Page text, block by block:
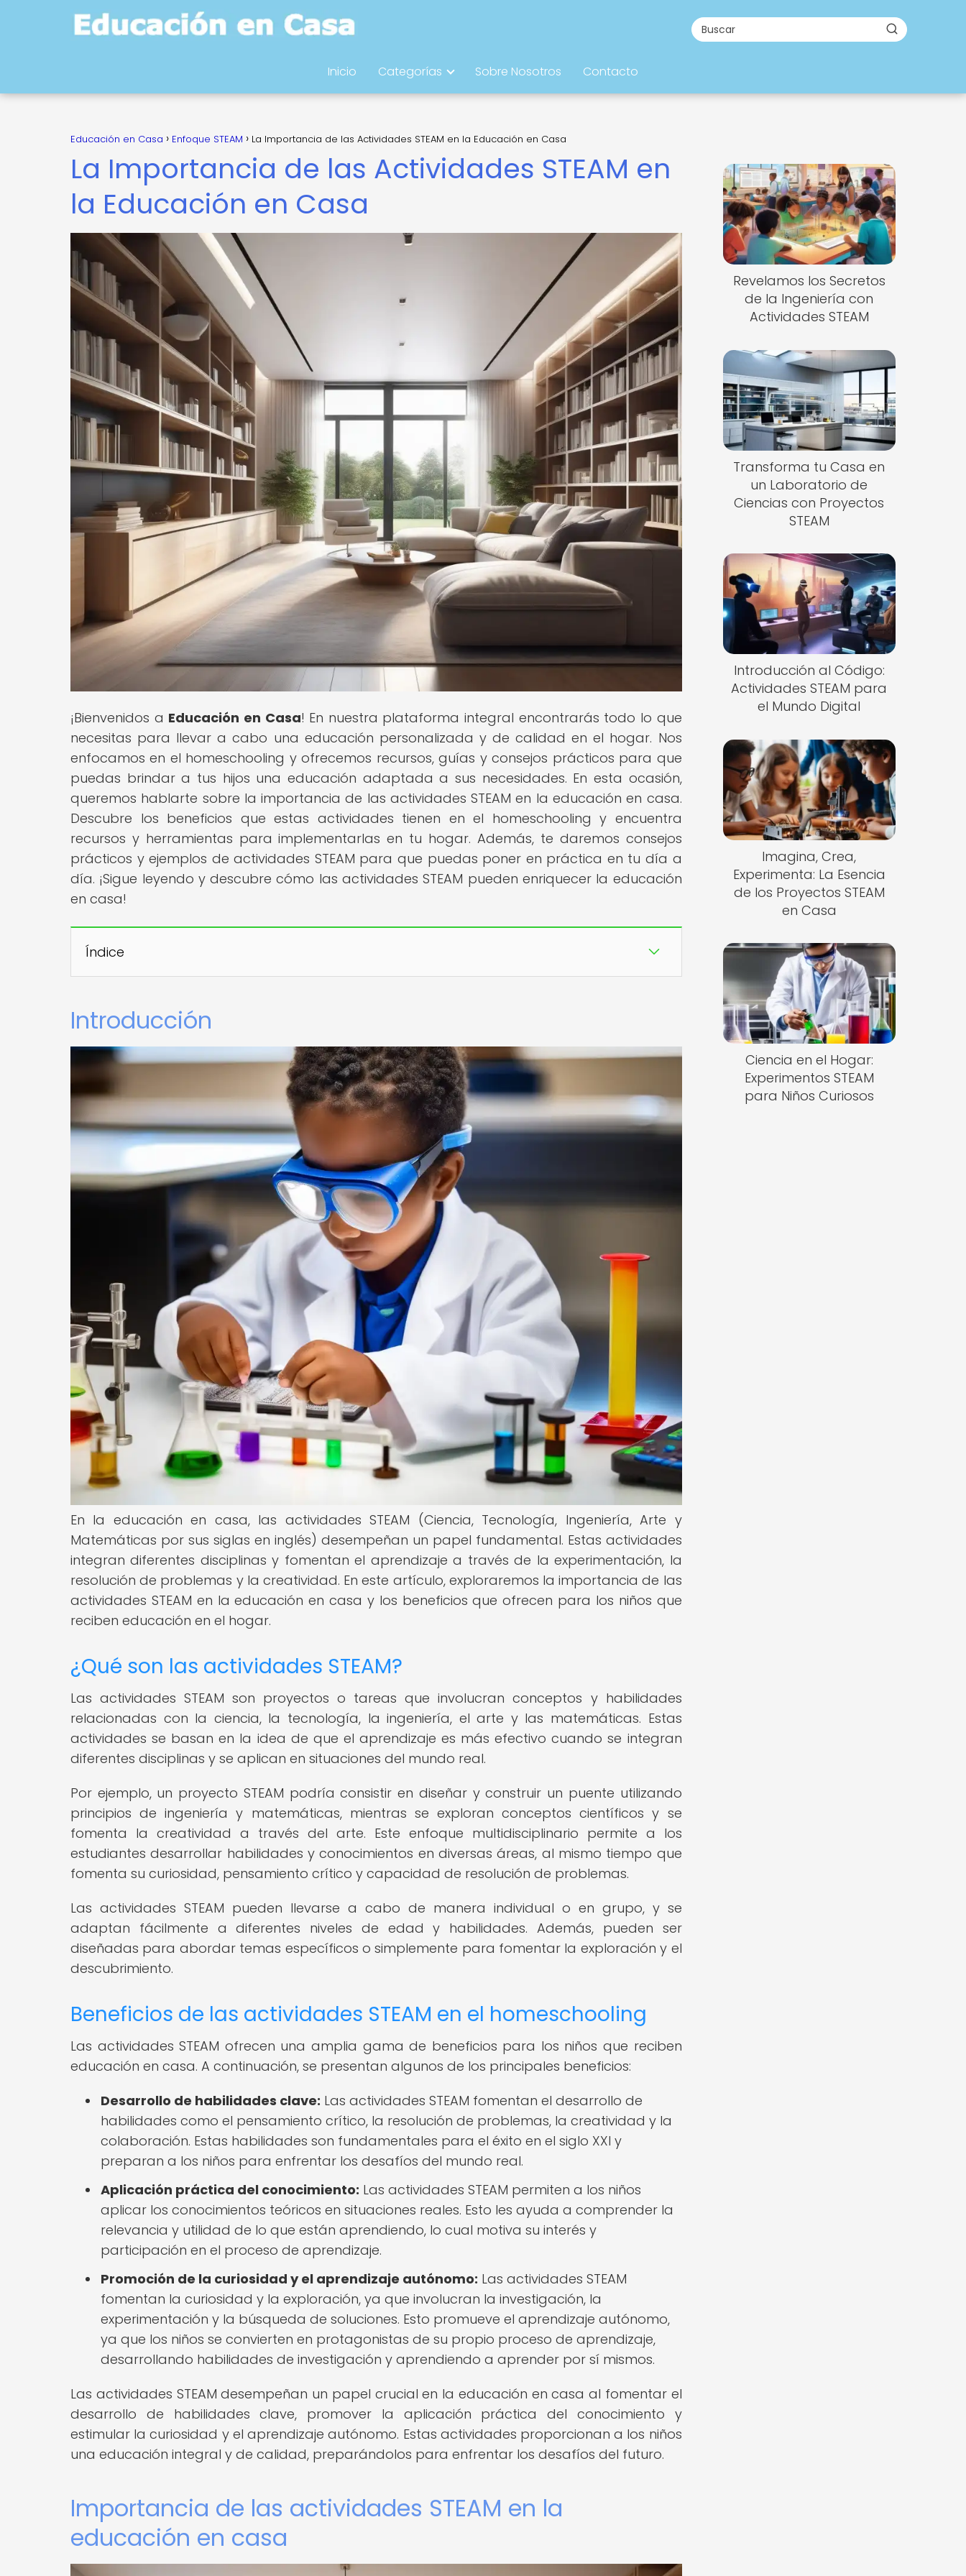
Inicio Categorías Sobre Nosotros Contacto
Educación en Casa Enfoque STEAM La Importancia de las Actividades STEAM en la Educación en Casa
La Importancia de las Actividades STEAM en
la Educación en Casa
¡Bienvenidos a Educación en Casa! En nuestra plataforma integral encontrarás todo lo que
necesitas para llevar a cabo una educación personalizada y de calidad en el hogar. Nos
enfocamos en el homeschooling y ofrecemos recursos, guías y consejos prácticos para que
puedas brindar a tus hijos una educación adaptada a sus necesidades. En esta ocasión,
queremos hablarte sobre la importancia de las actividades STEAM en la educación en casa.
Descubre los beneficios que estas actividades tienen en el homeschooling y encuentra
recursos y herramientas para implementarlas en tu hogar. Además, te daremos consejos
prácticos y ejemplos de actividades STEAM para que puedas poner en práctica en tu día a
día. ¡Sigue leyendo y descubre cómo las actividades STEAM pueden enriquecer la educación
en casa!
Índice
Introducción
En la educación en casa, las actividades STEAM (Ciencia, Tecnología, Ingeniería, Arte y
Matemáticas por sus siglas en inglés) desempeñan un papel fundamental. Estas actividades
integran diferentes disciplinas y fomentan el aprendizaje a través de la experimentación, la
resolución de problemas y la creatividad. En este artículo, exploraremos la importancia de las
actividades STEAM en la educación en casa y los beneficios que ofrecen para los niños que
reciben educación en el hogar.
¿Qué son las actividades STEAM?
Las actividades STEAM son proyectos o tareas que involucran conceptos y habilidades
relacionadas con la ciencia, la tecnología, la ingeniería, el arte y las matemáticas. Estas
actividades se basan en la idea de que el aprendizaje es más efectivo cuando se integran
diferentes disciplinas y se aplican en situaciones del mundo real.
Por ejemplo, un proyecto STEAM podría consistir en diseñar y construir un puente utilizando
principios de ingeniería y matemáticas, mientras se exploran conceptos científicos y se
fomenta la creatividad a través del arte. Este enfoque multidisciplinario permite a los
estudiantes desarrollar habilidades y conocimientos en diversas áreas, al mismo tiempo que
fomenta su curiosidad, pensamiento crítico y capacidad de resolución de problemas.
Las actividades STEAM pueden llevarse a cabo de manera individual o en grupo, y se
adaptan fácilmente a diferentes niveles de edad y habilidades. Además, pueden ser
diseñadas para abordar temas específicos o simplemente para fomentar la exploración y el
descubrimiento.
Beneficios de las actividades STEAM en el homeschooling
Las actividades STEAM ofrecen una amplia gama de beneficios para los niños que reciben
educación en casa. A continuación, se presentan algunos de los principales beneficios:
Desarrollo de habilidades clave: Las actividades STEAM fomentan el desarrollo de
habilidades como el pensamiento crítico, la resolución de problemas, la creatividad y la
colaboración. Estas habilidades son fundamentales para el éxito en el siglo XXI y
preparan a los niños para enfrentar los desafíos del mundo real.
Aplicación práctica del conocimiento: Las actividades STEAM permiten a los niños
aplicar los conocimientos teóricos en situaciones reales. Esto les ayuda a comprender la
relevancia y utilidad de lo que están aprendiendo, lo cual motiva su interés y
participación en el proceso de aprendizaje.
Promoción de la curiosidad y el aprendizaje autónomo: Las actividades STEAM
fomentan la curiosidad y la exploración, ya que involucran la investigación, la
experimentación y la búsqueda de soluciones. Esto promueve el aprendizaje autónomo,
ya que los niños se convierten en protagonistas de su propio proceso de aprendizaje,
desarrollando habilidades de investigación y aprendiendo a aprender por sí mismos.
Las actividades STEAM desempeñan un papel crucial en la educación en casa al fomentar el
desarrollo de habilidades clave, promover la aplicación práctica del conocimiento y
estimular la curiosidad y el aprendizaje autónomo. Estas actividades proporcionan a los niños
una educación integral y de calidad, preparándolos para enfrentar los desafíos del futuro.
Importancia de las actividades STEAM en la
educación en casa
Revelamos los Secretos
de la Ingeniería con
Actividades STEAM
Transforma tu Casa en
un Laboratorio de
Ciencias con Proyectos
STEAM
Introducción al Código:
Actividades STEAM para
el Mundo Digital
Imagina, Crea,
Experimenta: La Esencia
de los Proyectos STEAM
en Casa
Ciencia en el Hogar:
Experimentos STEAM
para Niños Curiosos